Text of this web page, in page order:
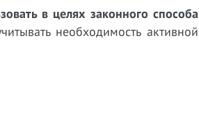
в целях законного способа
необходимость активной